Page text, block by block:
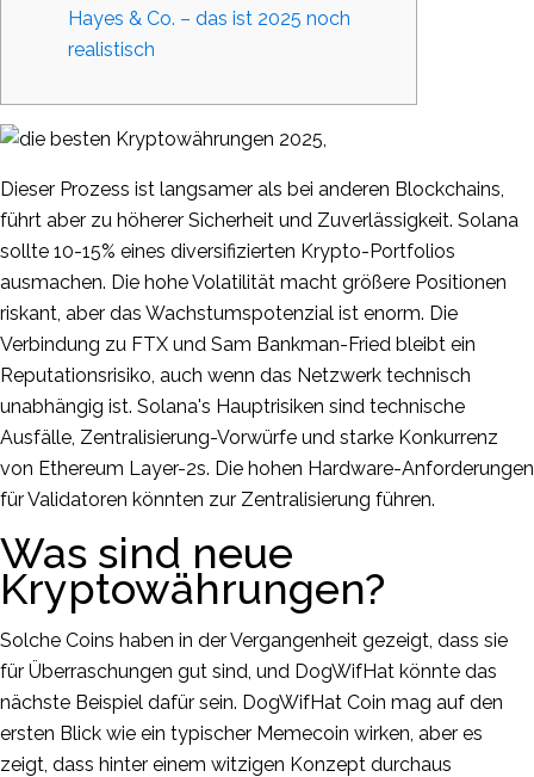
Hayes & Co. – das ist 2025 noch
realistisch
Dieser Prozess ist langsamer als bei anderen Blockchains,
führt aber zu höherer Sicherheit und Zuverlässigkeit. Solana
sollte 10-15% eines diversifizierten Krypto-Portfolios
ausmachen. Die hohe Volatilität macht größere Positionen
riskant, aber das Wachstumspotenzial ist enorm. Die
Verbindung zu FTX und Sam Bankman-Fried bleibt ein
Reputationsrisiko, auch wenn das Netzwerk technisch
unabhängig ist. Solana's Hauptrisiken sind technische
Ausfälle, Zentralisierung-Vorwürfe und starke Konkurrenz
von Ethereum Layer-2s. Die hohen Hardware-Anforderungen
für Validatoren könnten zur Zentralisierung führen.
Was sind neue
Kryptowährungen?
Solche Coins haben in der Vergangenheit gezeigt, dass sie
für Überraschungen gut sind, und DogWifHat könnte das
nächste Beispiel dafür sein. DogWifHat Coin mag auf den
ersten Blick wie ein typischer Memecoin wirken, aber es
zeigt, dass hinter einem witzigen Konzept durchaus